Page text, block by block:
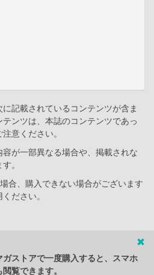
記載されているコンテンツが含ま
ンツは、本誌のコンテンツであっ
意ください。
が一部異なる場合や、掲載されな
。
合、購入できない場合がございます
ださい。
ストアで一度購入すると、スマホ
覧できます。